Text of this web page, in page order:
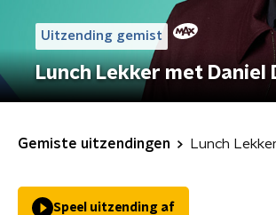
Uitzending gemist
Lunch Lekker met Daniel
Gemiste uitzendingen
Speel uitzending af